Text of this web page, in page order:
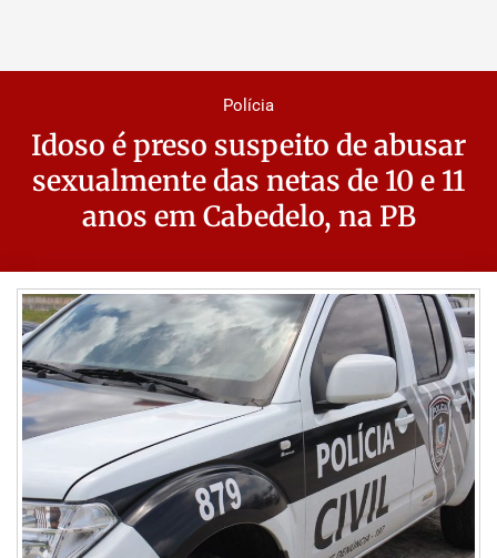
Polícia
Idoso é preso suspeito de abusar
sexualmente das netas de 10 e 11
anos em Cabedelo, na PB